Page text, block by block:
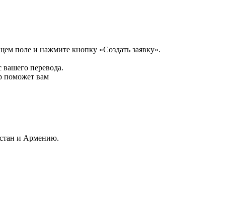
поле и нажмите кнопку «Создать заявку».
вашего перевода.
поможет вам
и Армению.